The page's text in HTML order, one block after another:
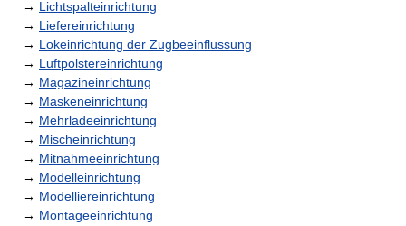
→ Lichtspalteinrichtung
→ Liefereinrichtung
→ Lokeinrichtung der Zugbeeinflussung
→ Luftpolstereinrichtung
→ Magazineinrichtung
→ Maskeneinrichtung
→ Mehrladeeinrichtung
→ Mischeinrichtung
→ Mitnahmeeinrichtung
→ Modelleinrichtung
→ Modelliereinrichtung
→ Montageeinrichtung